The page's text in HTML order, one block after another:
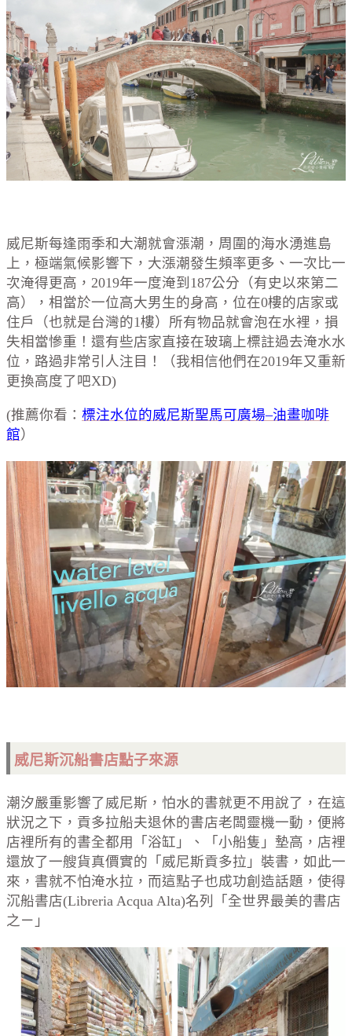
威尼斯每逢雨季和大潮就會漲潮，周圍的海水湧進島
上，極端氣候影響下，大漲潮發生頻率更多、一次比一
次淹得更高，2019年一度淹到187公分（有史以來第二
高），相當於一位高大男生的身高，位在0樓的店家或
住戶（也就是台灣的1樓）所有物品就會泡在水裡，損
失相當慘重！還有些店家直接在玻璃上標註過去淹水水
位，路過非常引人注目！（我相信他們在2019年又重新
更換高度了吧XD)
(推薦你看： 標注水位的威尼斯聖馬可廣場–油畫咖啡
館）
威尼斯沉船書店點子來源
潮汐嚴重影響了威尼斯，怕水的書就更不用說了，在這
狀況之下，貢多拉船夫退休的書店老闆靈機一動，便將
店裡所有的書全都用「浴缸」、「小船隻」墊高，店裡
還放了一艘貨真價實的「威尼斯貢多拉」裝書，如此一
來，書就不怕淹水拉，而這點子也成功創造話題，使得
沉船書店(Libreria Acqua Alta)名列「全世界最美的書店
之ㄧ」